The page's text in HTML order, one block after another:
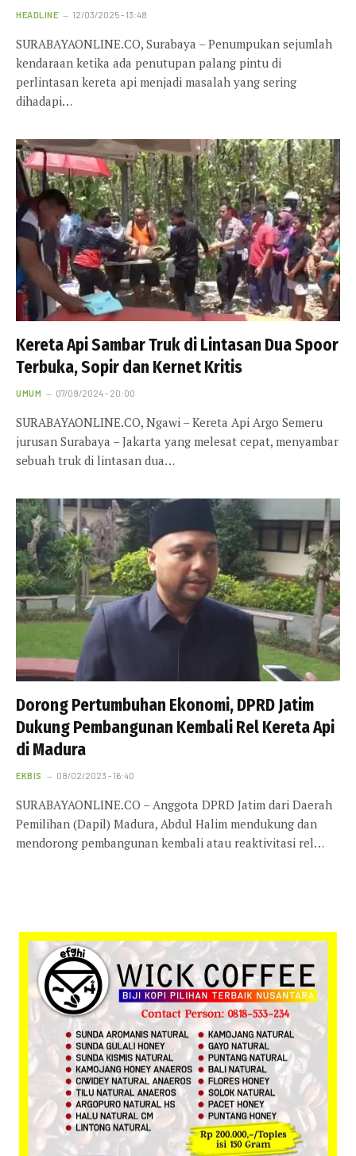
HEADLINE 12/03/2025 - 13:48
SURABAYAONLINE.CO, Surabaya – Penumpukan sejumlah
kendaraan ketika ada penutupan palang pintu di
perlintasan kereta api menjadi masalah yang sering
dihadapi…
Kereta Api Sambar Truk di Lintasan Dua Spoor
Terbuka, Sopir dan Kernet Kritis
UMUM 07/09/2024 - 20:00
SURABAYAONLINE.CO, Ngawi – Kereta Api Argo Semeru
jurusan Surabaya – Jakarta yang melesat cepat, menyambar
sebuah truk di lintasan dua…
Dorong Pertumbuhan Ekonomi, DPRD Jatim
Dukung Pembangunan Kembali Rel Kereta Api
di Madura
EKBIS 08/02/2023 - 16:40
SURABAYAONLINE.CO – Anggota DPRD Jatim dari Daerah
Pemilihan (Dapil) Madura, Abdul Halim mendukung dan
mendorong pembangunan kembali atau reaktivitasi rel…